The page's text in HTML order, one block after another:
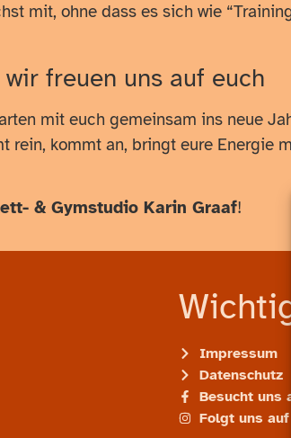
mit, ohne dass es sich wie
freuen uns auf euch
mit euch gemeinsam ins neue
rein, kommt an, bringt eure Energie
& Gymstudio Karin Graaf!
Impressum
Datenschutz
Besucht uns
Folgt uns auf